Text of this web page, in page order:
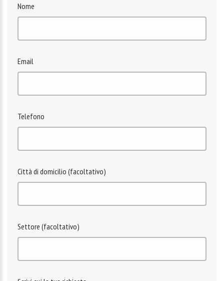
Nome
Email
Telefono
Città di domicilio (facoltativo)
Settore (facoltativo)